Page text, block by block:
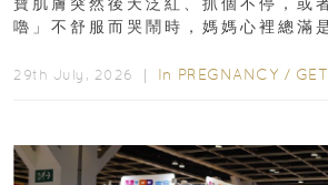
寶肌膚突然後天泛紅、抓個不停，或
嚕」不舒服而哭鬧時，媽媽心裡總滿
29th July, 2026 ｜ In PREGNANCY /